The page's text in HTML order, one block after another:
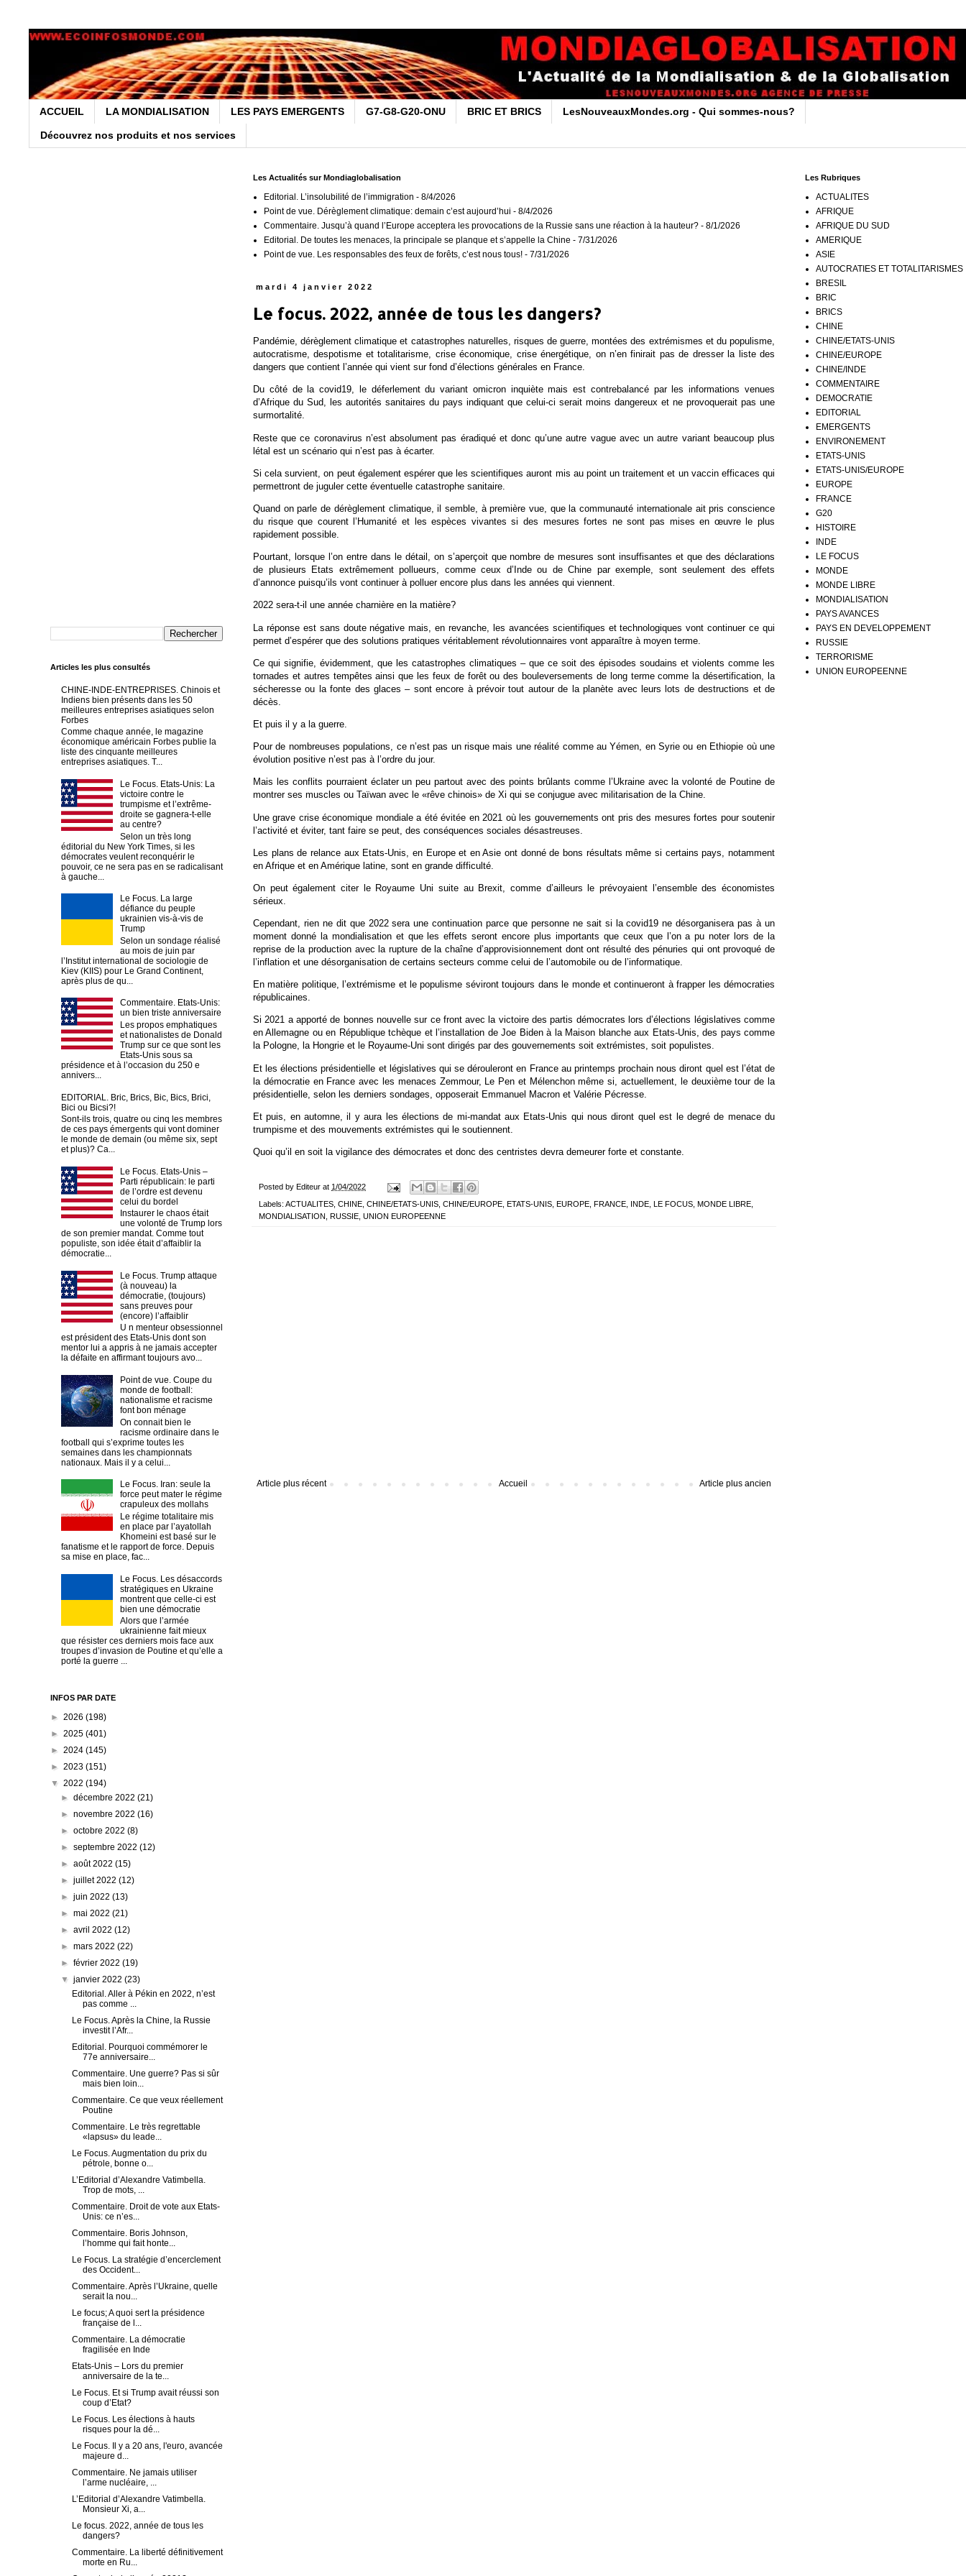
ACCUEIL LA MONDIALISATION LES PAYS EMERGENTS G7-G8-G20-ONU BRIC ET BRICS LesNouveauxMondes.org - Qui sommes-nous?
Découvrez nos produits et nos services
Les Actualités sur Mondiaglobalisation
Editorial. L’insolubilité de l’immigration - 8/4/2026
Point de vue. Dérèglement climatique: demain c’est aujourd’hui - 8/4/2026
Commentaire. Jusqu’à quand l’Europe acceptera les provocations de la Russie sans une réaction à la hauteur? - 8/1/2026
Editorial. De toutes les menaces, la principale se planque et s’appelle la Chine - 7/31/2026
Point de vue. Les responsables des feux de forêts, c’est nous tous! - 7/31/2026
mardi 4 janvier 2022
Le focus. 2022, année de tous les dangers?
Pandémie, dérèglement climatique et catastrophes naturelles, risques de guerre, montées des extrémismes et du populisme,
autocratisme, despotisme et totalitarisme, crise économique, crise énergétique, on n’en finirait pas de dresser la liste des
dangers que contient l’année qui vient sur fond d’élections générales en France.
Du côté de la covid19, le déferlement du variant omicron inquiète mais est contrebalancé par les informations venues
d’Afrique du Sud, les autorités sanitaires du pays indiquant que celui-ci serait moins dangereux et ne provoquerait pas une
surmortalité.
Reste que ce coronavirus n’est absolument pas éradiqué et donc qu’une autre vague avec un autre variant beaucoup plus
létal est un scénario qui n’est pas à écarter.
Si cela survient, on peut également espérer que les scientifiques auront mis au point un traitement et un vaccin efficaces qui
permettront de juguler cette éventuelle catastrophe sanitaire.
Quand on parle de dérèglement climatique, il semble, à première vue, que la communauté internationale ait pris conscience
du risque que courent l’Humanité et les espèces vivantes si des mesures fortes ne sont pas mises en œuvre le plus
rapidement possible.
Pourtant, lorsque l’on entre dans le détail, on s’aperçoit que nombre de mesures sont insuffisantes et que des déclarations
de plusieurs Etats extrêmement pollueurs, comme ceux d’Inde ou de Chine par exemple, sont seulement des effets
d’annonce puisqu’ils vont continuer à polluer encore plus dans les années qui viennent.
2022 sera-t-il une année charnière en la matière?
La réponse est sans doute négative mais, en revanche, les avancées scientifiques et technologiques vont continuer ce qui
permet d’espérer que des solutions pratiques véritablement révolutionnaires vont apparaître à moyen terme.
Ce qui signifie, évidemment, que les catastrophes climatiques – que ce soit des épisodes soudains et violents comme les
tornades et autres tempêtes ainsi que les feux de forêt ou des bouleversements de long terme comme la désertification, la
sécheresse ou la fonte des glaces – sont encore à prévoir tout autour de la planète avec leurs lots de destructions et de
décès.
Et puis il y a la guerre.
Pour de nombreuses populations, ce n’est pas un risque mais une réalité comme au Yémen, en Syrie ou en Ethiopie où une
évolution positive n’est pas à l’ordre du jour.
Mais les conflits pourraient éclater un peu partout avec des points brûlants comme l’Ukraine avec la volonté de Poutine de
montrer ses muscles ou Taïwan avec le «rêve chinois» de Xi qui se conjugue avec militarisation de la Chine.
Une grave crise économique mondiale a été évitée en 2021 où les gouvernements ont pris des mesures fortes pour soutenir
l’activité et éviter, tant faire se peut, des conséquences sociales désastreuses.
Les plans de relance aux Etats-Unis, en Europe et en Asie ont donné de bons résultats même si certains pays, notamment
en Afrique et en Amérique latine, sont en grande difficulté.
On peut également citer le Royaume Uni suite au Brexit, comme d’ailleurs le prévoyaient l’ensemble des économistes
sérieux.
Cependant, rien ne dit que 2022 sera une continuation parce que personne ne sait si la covid19 ne désorganisera pas à un
moment donné la mondialisation et que les effets seront encore plus importants que ceux que l’on a pu noter lors de la
reprise de la production avec la rupture de la chaîne d’approvisionnement dont ont résulté des pénuries qui ont provoqué de
l’inflation et une désorganisation de certains secteurs comme celui de l’automobile ou de l’informatique.
En matière politique, l’extrémisme et le populisme séviront toujours dans le monde et continueront à frapper les démocraties
républicaines.
Si 2021 a apporté de bonnes nouvelle sur ce front avec la victoire des partis démocrates lors d’élections législatives comme
en Allemagne ou en République tchèque et l’installation de Joe Biden à la Maison blanche aux Etats-Unis, des pays comme
la Pologne, la Hongrie et le Royaume-Uni sont dirigés par des gouvernements soit extrémistes, soit populistes.
Et les élections présidentielle et législatives qui se dérouleront en France au printemps prochain nous diront quel est l’état de
la démocratie en France avec les menaces Zemmour, Le Pen et Mélenchon même si, actuellement, le deuxième tour de la
présidentielle, selon les derniers sondages, opposerait Emmanuel Macron et Valérie Pécresse.
Et puis, en automne, il y aura les élections de mi-mandat aux Etats-Unis qui nous diront quel est le degré de menace du
trumpisme et des mouvements extrémistes qui le soutiennent.
Quoi qu’il en soit la vigilance des démocrates et donc des centristes devra demeurer forte et constante.
Posted by Editeur at 1/04/2022
Labels: ACTUALITES CHINE CHINE/ETATS-UNIS CHINE/EUROPE ETATS-UNIS EUROPE FRANCE INDE LE FOCUS MONDE LIBRE
MONDIALISATION
RUSSIE UNION EUROPEENNE
Article plus récent Article plus ancien
Accueil
Articles les plus consultés
CHINE-INDE-ENTREPRISES. Chinois et
Indiens bien présents dans les 50
meilleures entreprises asiatiques selon
Forbes
Comme chaque année, le magazine
économique américain Forbes publie la
liste des cinquante meilleures
entreprises asiatiques. T...
Le Focus. Etats-Unis: La
victoire contre le
trumpisme et l’extrême-
droite se gagnera-t-elle
au centre?
Selon un très long
éditorial du New York Times, si les
démocrates veulent reconquérir le
pouvoir, ce ne sera pas en se radicalisant
à gauche...
Le Focus. La large
défiance du peuple
ukrainien vis-à-vis de
Trump
Selon un sondage réalisé
au mois de juin par
l’Institut international de sociologie de
Kiev (KIIS) pour Le Grand Continent,
après plus de qu...
Commentaire. Etats-Unis:
un bien triste anniversaire
Les propos emphatiques
et nationalistes de Donald
Trump sur ce que sont les
Etats-Unis sous sa
présidence et à l’occasion du 250 e
annivers...
EDITORIAL. Bric, Brics, Bic, Bics, Brici,
Bici ou Bicsi?!
Sont-ils trois, quatre ou cinq les membres
de ces pays émergents qui vont dominer
le monde de demain (ou même six, sept
et plus)? Ca...
Le Focus. Etats-Unis –
Parti républicain: le parti
de l’ordre est devenu
celui du bordel
Instaurer le chaos était
une volonté de Trump lors
de son premier mandat. Comme tout
populiste, son idée était d’affaiblir la
démocratie...
Le Focus. Trump attaque
(à nouveau) la
démocratie, (toujours)
sans preuves pour
(encore) l’affaiblir
U n menteur obsessionnel
est président des Etats-Unis dont son
mentor lui a appris à ne jamais accepter
la défaite en affirmant toujours avo...
Point de vue. Coupe du
monde de football:
nationalisme et racisme
font bon ménage
On connait bien le
racisme ordinaire dans le
football qui s’exprime toutes les
semaines dans les championnats
nationaux. Mais il y a celui...
Le Focus. Iran: seule la
force peut mater le régime
crapuleux des mollahs
Le régime totalitaire mis
en place par l’ayatollah
Khomeini est basé sur le
fanatisme et le rapport de force. Depuis
sa mise en place, fac...
Le Focus. Les désaccords
stratégiques en Ukraine
montrent que celle-ci est
bien une démocratie
Alors que l’armée
ukrainienne fait mieux
que résister ces derniers mois face aux
troupes d’invasion de Poutine et qu’elle a
porté la guerre ...
INFOS PAR DATE
► 2026 (198)
► 2025 (401)
► 2024 (145)
► 2023 (151)
▼ 2022 (194)
►décembre 2022(21)
►novembre 2022(16)
►octobre 2022(8)
►septembre 2022(12)
►août 2022(15)
►juillet 2022(12)
►juin 2022(13)
►mai 2022(21)
►avril 2022(12)
►mars 2022(22)
►février 2022(19)
▼janvier 2022(23)
Editorial. Aller à Pékin en 2022, n’est
pas comme ...
Le Focus. Après la Chine, la Russie
investit l’Afr...
Editorial. Pourquoi commémorer le
77e anniversaire...
Commentaire. Une guerre? Pas si sûr
mais bien loin...
Commentaire. Ce que veux réellement
Poutine
Commentaire. Le très regrettable
«lapsus» du leade...
Le Focus. Augmentation du prix du
pétrole, bonne o...
L’Editorial d’Alexandre Vatimbella.
Trop de mots, ...
Commentaire. Droit de vote aux Etats-
Unis: ce n’es...
Commentaire. Boris Johnson,
l’homme qui fait honte...
Le Focus. La stratégie d’encerclement
des Occident...
Commentaire. Après l’Ukraine, quelle
serait la nou...
Le focus; A quoi sert la présidence
française de l...
Commentaire. La démocratie
fragilisée en Inde
Etats-Unis – Lors du premier
anniversaire de la te...
Le Focus. Et si Trump avait réussi son
coup d’Etat?
Le Focus. Les élections à hauts
risques pour la dé...
Le Focus. Il y a 20 ans, l'euro, avancée
majeure d...
Commentaire. Ne jamais utiliser
l’arme nucléaire, ...
L’Editorial d’Alexandre Vatimbella.
Monsieur Xi, a...
Le focus. 2022, année de tous les
dangers?
Commentaire. La liberté définitivement
morte en Ru...
Les Rubriques
ACTUALITES
AFRIQUE
AFRIQUE DU SUD
AMERIQUE
ASIE
AUTOCRATIES ET TOTALITARISMES
BRESIL
BRIC
BRICS
CHINE
CHINE/ETATS-UNIS
CHINE/EUROPE
CHINE/INDE
COMMENTAIRE
DEMOCRATIE
EDITORIAL
EMERGENTS
ENVIRONEMENT
ETATS-UNIS
ETATS-UNIS/EUROPE
EUROPE
FRANCE
G20
HISTOIRE
INDE
LE FOCUS
MONDE
MONDE LIBRE
MONDIALISATION
PAYS AVANCES
PAYS EN DEVELOPPEMENT
RUSSIE
TERRORISME
UNION EUROPEENNE